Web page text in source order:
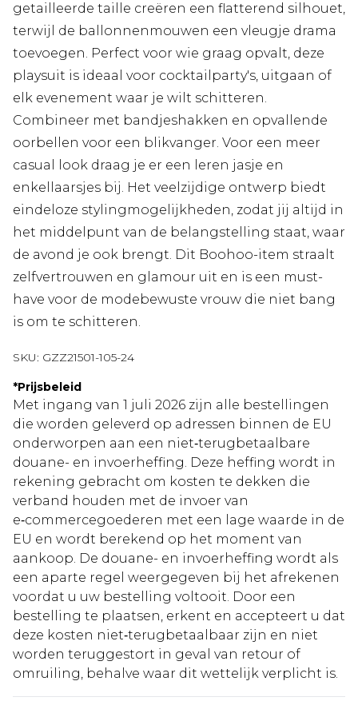
getailleerde taille creëren een flatterend silhouet,
terwijl de ballonnenmouwen een vleugje drama
toevoegen. Perfect voor wie graag opvalt, deze
playsuit is ideaal voor cocktailparty's, uitgaan of
elk evenement waar je wilt schitteren.
Combineer met bandjeshakken en opvallende
oorbellen voor een blikvanger. Voor een meer
casual look draag je er een leren jasje en
enkellaarsjes bij. Het veelzijdige ontwerp biedt
eindeloze stylingmogelijkheden, zodat jij altijd in
het middelpunt van de belangstelling staat, waar
de avond je ook brengt. Dit Boohoo-item straalt
zelfvertrouwen en glamour uit en is een must-
have voor de modebewuste vrouw die niet bang
is om te schitteren.
SKU: GZZ21501-105-24
*Prijsbeleid
Met ingang van 1 juli 2026 zijn alle bestellingen
die worden geleverd op adressen binnen de EU
onderworpen aan een niet‑terugbetaalbare
douane- en invoerheffing. Deze heffing wordt in
rekening gebracht om kosten te dekken die
verband houden met de invoer van
e‑commercegoederen met een lage waarde in de
EU en wordt berekend op het moment van
aankoop. De douane- en invoerheffing wordt als
een aparte regel weergegeven bij het afrekenen
voordat u uw bestelling voltooit. Door een
bestelling te plaatsen, erkent en accepteert u dat
deze kosten niet‑terugbetaalbaar zijn en niet
worden teruggestort in geval van retour of
omruiling, behalve waar dit wettelijk verplicht is.